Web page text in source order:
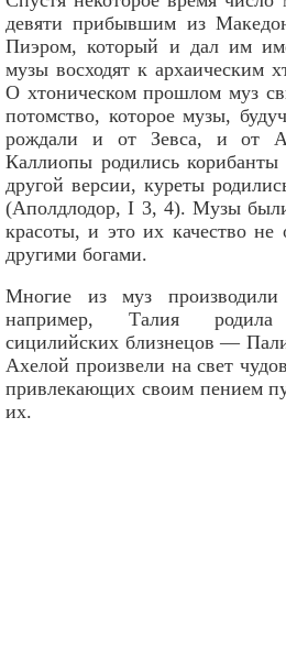
девяти прибывшим из
Пиэром, который и дал им
музы восходят к архаическим
О хтоническом прошлом муз
потомство, которое музы,
рождали и от Зевса, и от
Каллиопы родились
другой версии, куреты
(Аполдлодор, I 3, 4). Музы
красоты, и это их качество не
другими богами.
Многие из муз
например, Талия
сицилийских близнецов —
Ахелой произвели на свет
привлекающих своим пением
их.